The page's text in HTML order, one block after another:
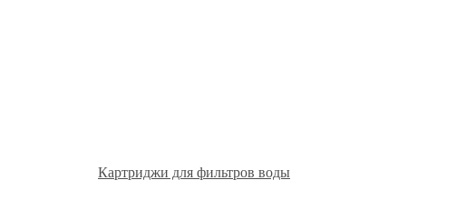
Картриджи для фильтров воды